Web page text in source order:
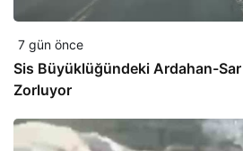
7 gün önce
Sis Büyüklüğündeki Ardahan-Sar
Zorluyor